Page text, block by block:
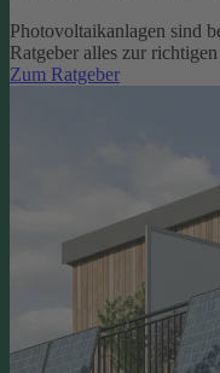
Photovoltaikanlagen sind
Ratgeber alles zur
Zum Ratgeber